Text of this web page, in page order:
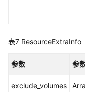
考
产
术
表7 ResourceExtraInfo
参数 参
exclude_volumes